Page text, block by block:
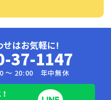
せはお気軽に!
37-1147
〜 20:00 年中無休